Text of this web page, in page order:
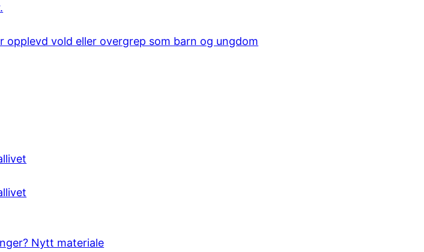
opplevd vold eller overgrep som barn og ungdom
Nytt materiale